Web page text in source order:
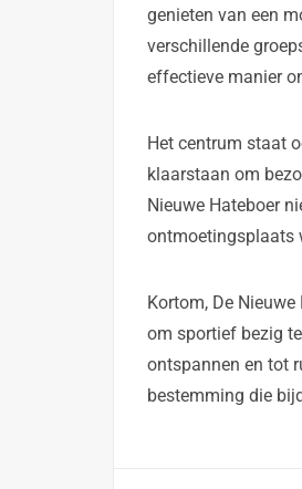
genieten van een
verschillende
effectieve manier
Het centrum staat
klaarstaan om
Nieuwe Hateboer
ontmoetingsplaats
Kortom, De
om sportief bezig
ontspannen en tot
bestemming die